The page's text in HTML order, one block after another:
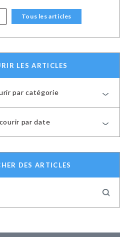
Tous les articles
LES ARTICLES
par catégorie
par date
DES ARTICLES